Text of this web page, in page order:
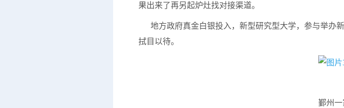
果出来了再另起炉灶找对接渠道。
地方政府真金白银投入，新型研究型大学，参与举办
拭目以待。
鄞州一家企业的研发人员。